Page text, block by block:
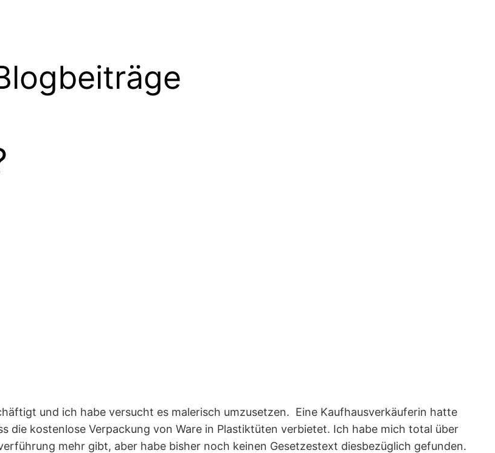
und ich habe versucht es malerisch umzusetzen. Eine Kaufhausverkäuferin hatte
die kostenlose Verpackung von Ware in Plastiktüten verbietet. Ich habe mich total über
mehr gibt, aber habe bisher noch keinen Gesetzestext diesbezüglich gefunden.